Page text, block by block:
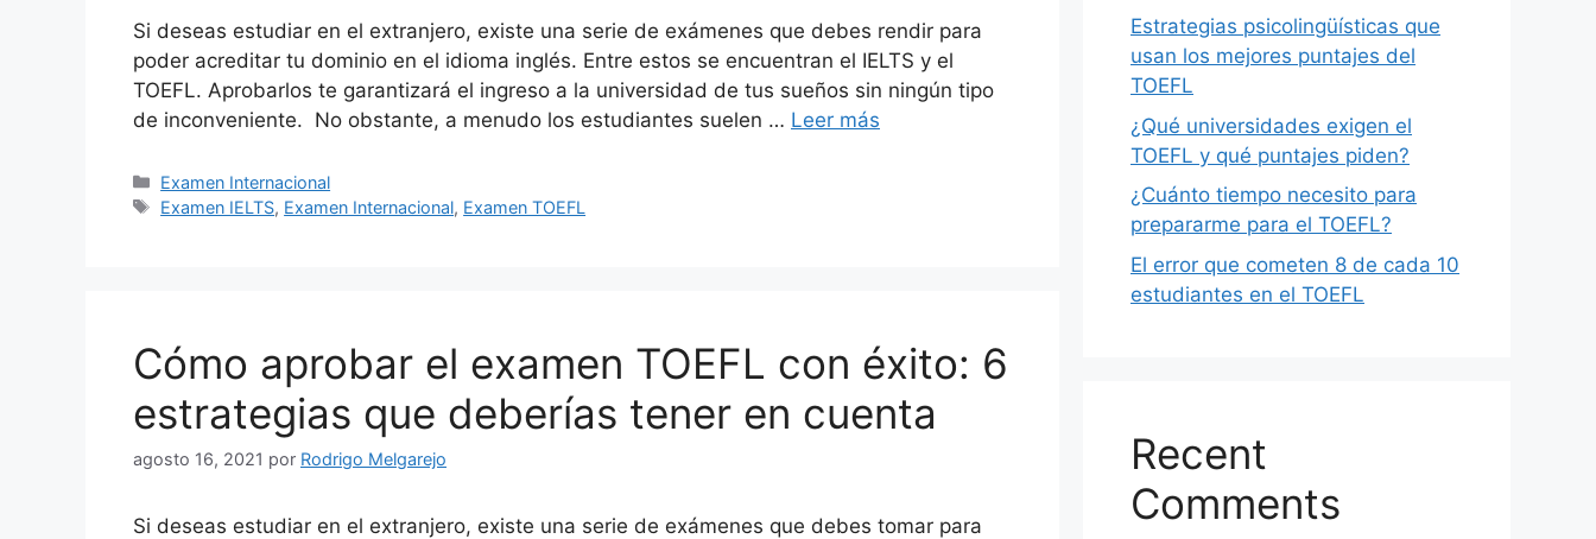
Si deseas estudiar en el extranjero, existe una serie de exámenes que debes rendir para
poder acreditar tu dominio en el idioma inglés. Entre estos se encuentran el IELTS y el
TOEFL. Aprobarlos te garantizará el ingreso a la universidad de tus sueños sin ningún tipo
de inconveniente. No obstante, a menudo los estudiantes suelen … Leer más
Examen Internacional
Examen IELTS, Examen Internacional, Examen TOEFL
Cómo aprobar el examen TOEFL con éxito: 6
estrategias que deberías tener en cuenta
agosto 16, 2021 por Rodrigo Melgarejo
Si deseas estudiar en el extranjero, existe una serie de exámenes que debes tomar para
Estrategias psicolingüísticas que
usan los mejores puntajes del
TOEFL
¿Qué universidades exigen el
TOEFL y qué puntajes piden?
¿Cuánto tiempo necesito para
prepararme para el TOEFL?
El error que cometen 8 de cada 10
estudiantes en el TOEFL
Recent
Comments